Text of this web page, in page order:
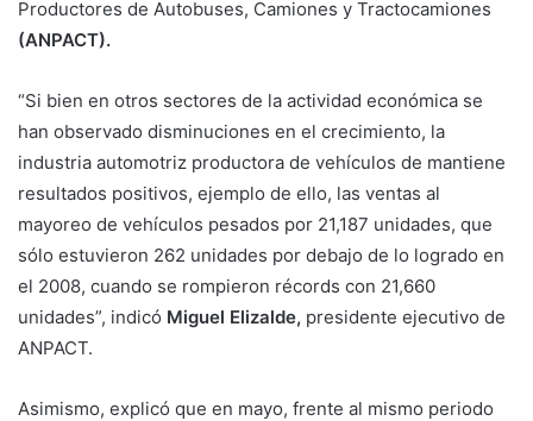
Productores de Autobuses, Camiones y Tractocamiones
(ANPACT).
“Si bien en otros sectores de la actividad económica se
han observado disminuciones en el crecimiento, la
industria automotriz productora de vehículos de mantiene
resultados positivos, ejemplo de ello, las ventas al
mayoreo de vehículos pesados por 21,187 unidades, que
sólo estuvieron 262 unidades por debajo de lo logrado en
el 2008, cuando se rompieron récords con 21,660
unidades”, indicó Miguel Elizalde, presidente ejecutivo de
ANPACT.
Asimismo, explicó que en mayo, frente al mismo periodo